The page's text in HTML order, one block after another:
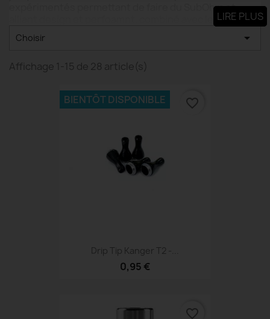
expérimentés permettant de faire du SubOhm et
alliant design et perfoamnt, combiné avec les
résistances dernières générations OCC.
toutes les bourses et toutes les utilisations.
LIRE PLUS
Choisir 
Affichage 1-15 de 28 article(s)
Drip Tip Kanger T2 -...
0,95 €
BIENTÔT DISPONIBLE favorite_border
favorite_border